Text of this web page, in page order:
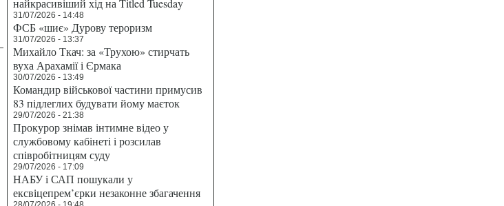
найкрасивіший хід на Titled Tuesday
31/07/2026 - 14:48
ФСБ «шиє» Дурову тероризм
31/07/2026 - 13:37
Михайло Ткач: за «Трухою» стирчать
вуха Арахамії і Єрмака
30/07/2026 - 13:49
Командир військової частини примусив
83 підлеглих будувати йому маєток
29/07/2026 - 21:38
Прокурор знімав інтимне відео у
службовому кабінеті і розсилав
співробітницям суду
29/07/2026 - 17:09
НАБУ і САП пошукали у
ексвіцепрем’єрки незаконне збагачення